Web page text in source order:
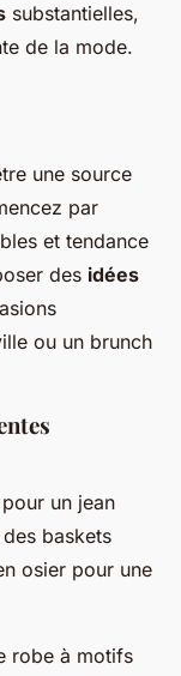
substantielles,
de la mode.
une source
par
et tendance
des idées
ou un brunch
un jean
baskets
osier pour une
robe à motifs